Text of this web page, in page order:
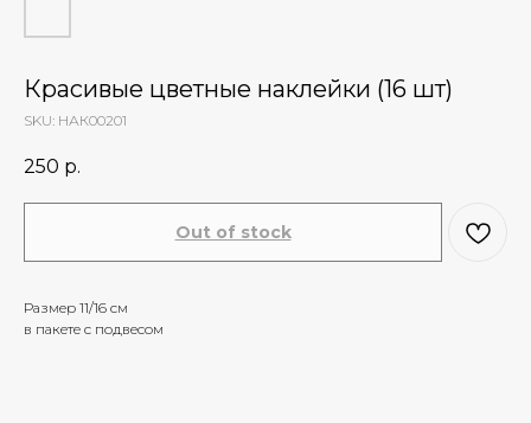
Красивые цветные наклейки (16 шт)
SKU: НАК00201
250 р.
Out of stock
Размер 11/16 см
в пакете с подвесом